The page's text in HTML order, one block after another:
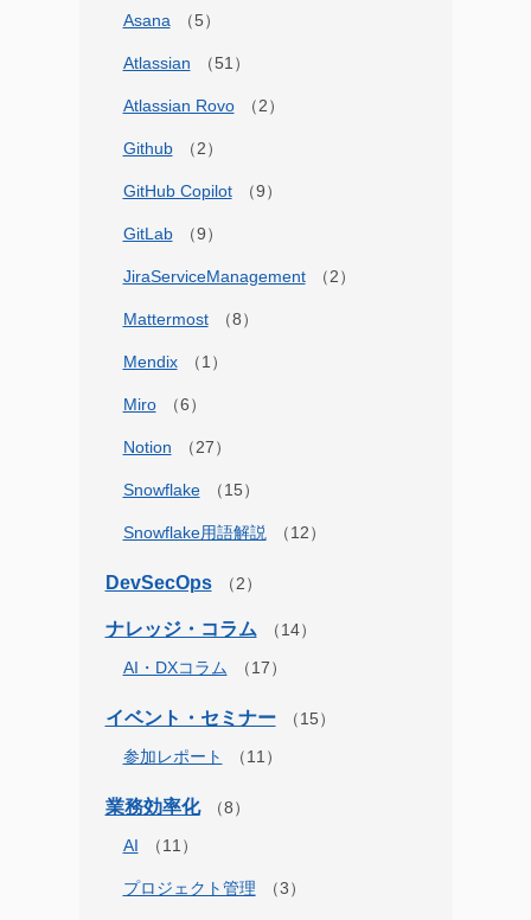
Asana
Atlassian
Atlassian Rovo
Github
GitHub Copilot
GitLab
JiraServiceManagement
Mattermost
Mendix
Miro
Notion
Snowflake
Snowflake用語解説
DevSecOps
ナレッジ・コラム
AI・DXコラム
イベント・セミナー
参加レポート
業務効率化
AI
プロジェクト管理